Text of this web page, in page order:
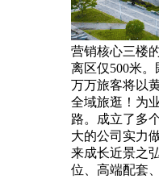
营销核心三楼
离区仅500米
万万旅客将以
全域旅逛！为
路。成立了多
大的公司实力
来成长近景之
位、高端配套